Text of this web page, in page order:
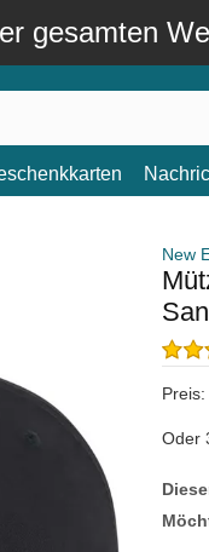
gesamten
New
Preis:
Oder